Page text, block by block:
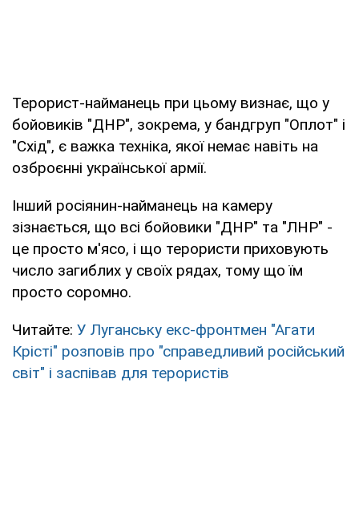
Терорист-найманець при цьому визнає, що у
бойовиків "ДНР", зокрема, у бандгруп "Оплот" і
"Схід", є важка техніка, якої немає навіть на
озброєнні української армії.
Інший росіянин-найманець на камеру
зізнається, що всі бойовики "ДНР" та "ЛНР" -
це просто м'ясо, і що терористи приховують
число загиблих у своїх рядах, тому що їм
просто соромно.
Читайте: У Луганську екс-фронтмен "Агати
Крісті" розповів про "справедливий російський
світ" і заспівав для терористів